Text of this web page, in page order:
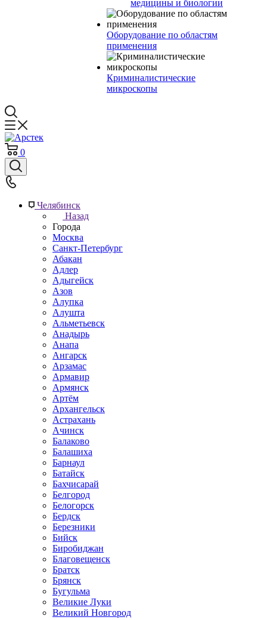
медицины и биологии
Оборудование по областям
применения
Криминалистические
микроскопы
0
Челябинск
Назад
Города
Москва
Санкт-Петербург
Абакан
Адлер
Адыгейск
Азов
Алупка
Алушта
Альметьевск
Анадырь
Анапа
Ангарск
Арзамас
Армавир
Армянск
Артём
Архангельск
Астрахань
Ачинск
Балаково
Балашиха
Барнаул
Батайск
Бахчисарай
Белгород
Белогорск
Бердск
Березники
Бийск
Биробиджан
Благовещенск
Братск
Брянск
Бугульма
Великие Луки
Великий Новгород